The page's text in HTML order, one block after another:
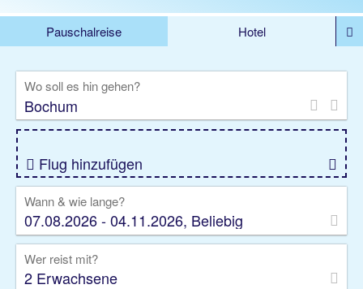
Pauschalreise
Hotel
Rundreise
Kreuzfahrt
Gruppenreise
Camper Privattransfer
Wo soll es hin gehen?
Flug hinzufügen
Wann & wie lange?
07.08.2026 - 04.11.2026, Beliebig
Wer reist mit?
2 Erwachsene